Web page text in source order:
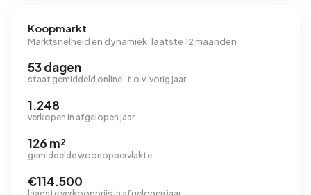
Koopmarkt
Marktsnelheid en dynamiek, laatste 12 maanden
53 dagen
staat gemiddeld online · t.o.v. vorig jaar
1.248
verkopen in afgelopen jaar
126 m²
gemiddelde woonoppervlakte
€114.500